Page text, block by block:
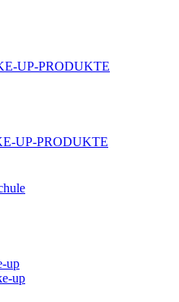
UP-PRODUKTE
UP-PRODUKTE
up
up